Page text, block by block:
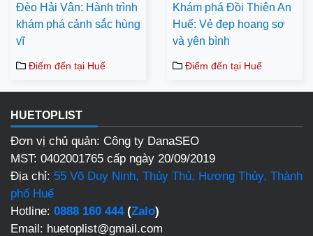
Đèo Hải Vân: Hành trình
khám phá cảnh sắc hùng
vĩ
Điểm đến tại Huế
Khám phá Đồi Thiên An
Huế: Vẻ đẹp hoang sơ
và yên bình
Điểm đến tại Huế
HUETOPLIST
Đơn vị chủ quản: Công ty DanaSEO
MST: 0402001765 cấp ngày 20/09/2019
Địa chỉ: 55 Võ Duy Ninh, Thủy Thủ, Hương Thủy, Thành
phố Huế
Hotline: 0888 160 444(Zalo)
Email: huetoplist@gmail.com